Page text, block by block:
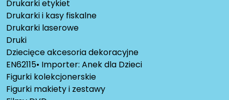
Drukarki etykiet
Drukarki i kasy fiskalne
Drukarki laserowe
Druki
Dziecięce akcesoria dekoracyjne
EN62115• Importer: Anek dla Dzieci
Figurki kolekcjonerskie
Figurki makiety i zestawy